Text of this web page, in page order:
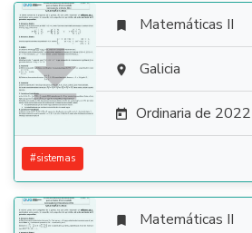

 Matemáticas II
 Galicia
 Ordinaria de 2022
#sistemas
 Matemáticas II